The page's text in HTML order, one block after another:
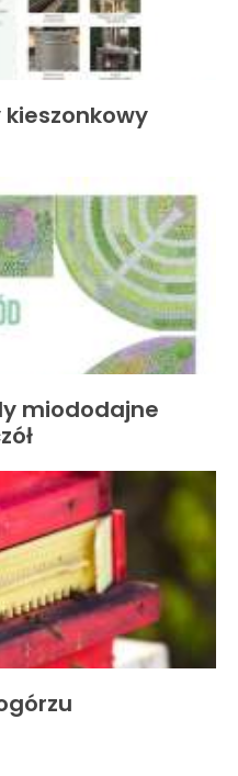
kieszonkowy
miododajne